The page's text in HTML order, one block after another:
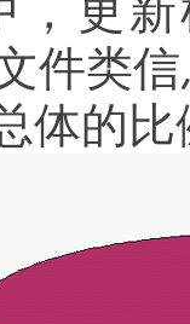
，更
件类
体的比